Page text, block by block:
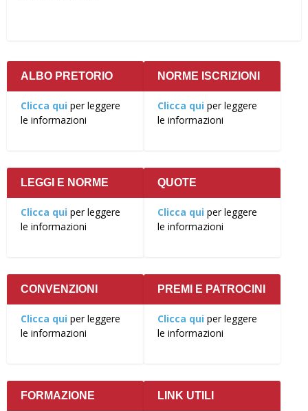
ALBO PRETORIO
Clicca qui per leggere
le informazioni
NORME ISCRIZIONI
Clicca qui per leggere
le informazioni
LEGGI E NORME
Clicca qui per leggere
le informazioni
QUOTE
Clicca qui per leggere
le informazioni
CONVENZIONI
Clicca qui per leggere
le informazioni
PREMI E PATROCINI
Clicca qui per leggere
le informazioni
FORMAZIONE LINK UTILI